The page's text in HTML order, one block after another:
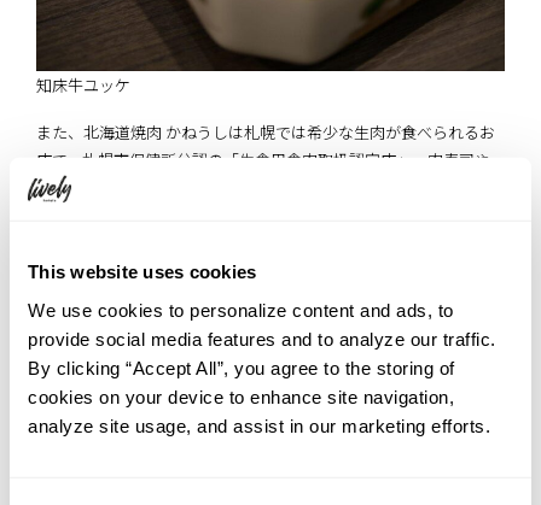
This website uses cookies
We use cookies to personalize content and ads, to
provide social media features and to analyze our traffic.
By clicking “Accept All”, you agree to the storing of
cookies on your device to enhance site navigation,
analyze site usage, and assist in our marketing efforts.
知床牛ユッケ
また、北海道焼肉 かねうしは札幌では希少な生肉が食べられるお
店で、札幌市保健所公認の「生食用食肉取扱認定店」。肉寿司や
ユッケ、肉刺しなども堪能できます。
世界遺産知床の名にふさわしい極上の黒毛和牛「知床牛」を余す
ところなく堪能できるのは、まさにここだけ！
ぜひ、北海道の雄大な自然の中で大切に育てられた知床牛を心ゆ
くまで味わってみてはいかがでしょうか？